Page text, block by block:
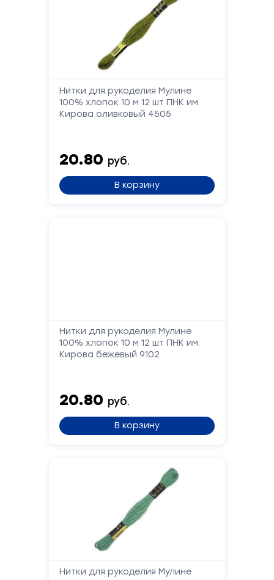
Нитки для рукоделия Мулине
100% хлопок 10 м 12 шт ПНК им.
Кирова оливковый 4505
20.80 руб.
В корзину
Нитки для рукоделия Мулине
100% хлопок 10 м 12 шт ПНК им.
Кирова бежевый 9102
20.80 руб.
В корзину
Нитки для рукоделия Мулине
обратной
связи
мы
вам
Сообщение